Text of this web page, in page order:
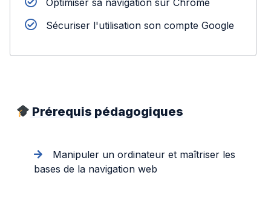
Optimiser sa navigation sur Chrome
Sécuriser l'utilisation son compte Google
Prérequis pédagogiques
Manipuler un ordinateur et maîtriser les
bases de la navigation web